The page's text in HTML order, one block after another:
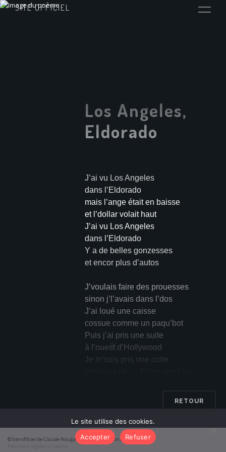
SITE OFFICIEL
Los Angeles,
Eldorado
J’ai vu Los Angeles
dans l’Eldorado
mais l’ange était en baisse
et l’dollar volait haut
J’ai vu Los Angeles
dans l’Eldorado
Y a de belles gonzesses
et encor plus d’autos
J’voulais faire des prouesses
sinon j’l’avais dans l’dos
J’ai loué une caisse
cossue comme un paqu’bot
Puis j’ai pris une suite
à l’ouest d’Hollywood
Je m’suis pris une cuite
J’ai fait quelques liesses
peint quelques tableaux
▼
RETOUR
© Site officiel de Claude Nougaro 2026 – Tous droits réservés
–
Le site utilise des cookies.
Accepter
Refuser